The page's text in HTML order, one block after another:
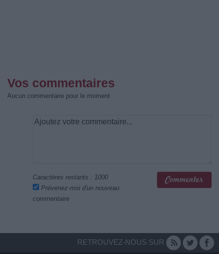
Vos commentaires
Aucun commentaire pour le moment
Caractères restants : 1000
Prévenez-moi d'un nouveau
commentaire
RETROUVEZ-NOUS SUR